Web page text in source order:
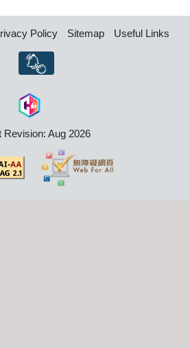
Policy Sitemap Useful Links
Revision: Aug 2026